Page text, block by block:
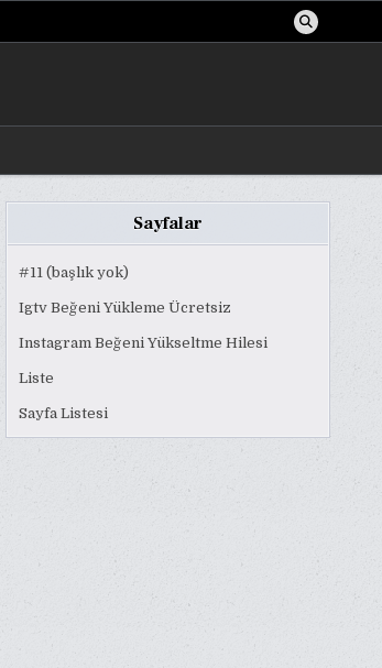
Sayfalar
#11 (başlık yok)
Igtv Beğeni Yükleme Ücretsiz
Instagram Beğeni Yükseltme Hilesi
Liste
Sayfa Listesi